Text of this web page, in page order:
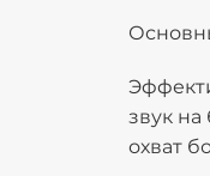
звук
охват